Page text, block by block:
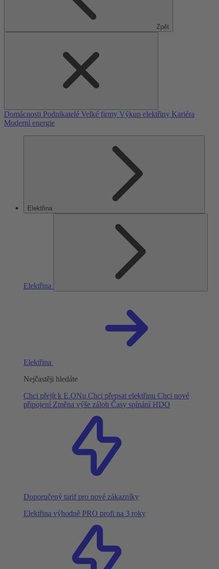
Zpět
Domácnosti Podnikatelé Velké firmy Výkup elektřiny Kariéra
Moderní energie
Elektřina
Elektřina
Elektřina
Nejčastěji hledáte
Chci přejít k E.ONu Chci přepsat elektřinu Chci nové
připojení Změna výše záloh Časy spínání HDO
Doporučený tarif pro nové zákazníky
Elektřina výhodně PRO profi na 3 roky